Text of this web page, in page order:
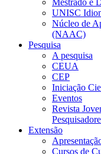
Mestrado e
UNISC
Núcleo de
(NAAC)
Pesquisa
A pesquisa
CEUA
CEP
Iniciação
Eventos
Revista
Extensão
Cursos de